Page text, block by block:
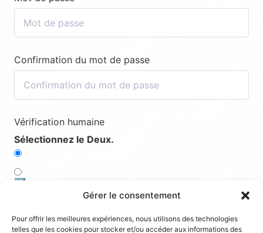
Gérer le consentement
Pour offrir les meilleures expériences, nous utilisons des technologies
telles que les cookies pour stocker et/ou accéder aux informations des
Confirmation du mot de passe
Vérification humaine
Sélectionnez le Deux.
4️⃣